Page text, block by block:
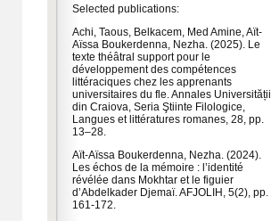
Selected publications:
Achi, Taous, Belkacem, Med Amine, Aït-
Aïssa Boukerdenna, Nezha. (2025). Le
texte théâtral support pour le
développement des compétences
littéraciques chez les apprenants
universitaires du fle. Annales Universității
din Craiova, Seria Ştiinte Filologice,
Langues et littératures romanes, 28, pp.
13–28.
Aït-Aïssa Boukerdenna, Nezha. (2024).
Les échos de la mémoire : l’identité
révélée dans Mokhtar et le figuier
d’Abdelkader Djemaï. AFJOLIH, 5(2), pp.
161-172.